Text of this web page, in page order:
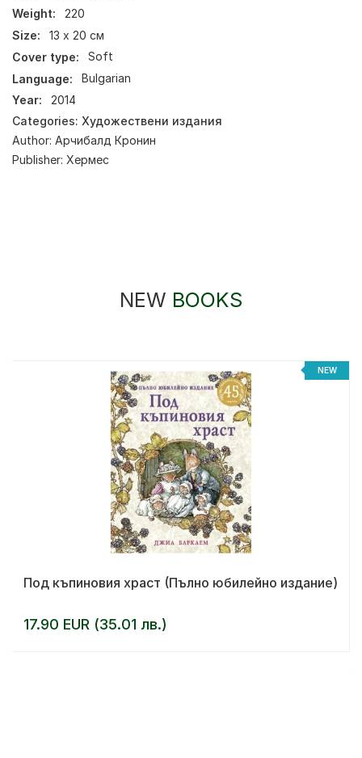
Weight:
220
Size:
13 х 20 см
Cover type:
Soft
Language:
Bulgarian
Year:
2014
Categories: Художествени издания
Author: Арчибалд Кронин
Publisher: Хермес
NEW BOOKS
NEW
Под къпиновия храст (Пълно юбилейно издание)
17.90 EUR (35.01 лв.)